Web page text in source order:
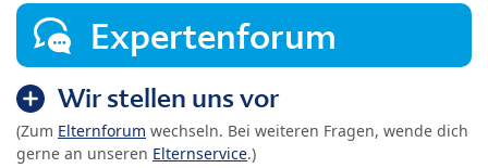
Expertenforum
Wir stellen uns vor
(Zum Elternforum wechseln. Bei weiteren Fragen, wende dich
gerne an unseren Elternservice.)